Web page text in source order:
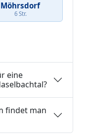
Möhrsdorf
6 Str.
eine
findet man